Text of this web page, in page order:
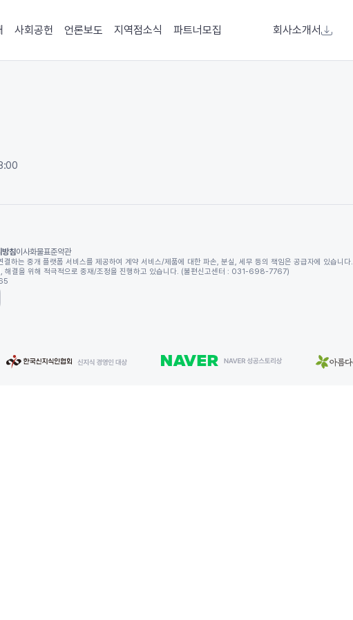
사회공헌 언론보도 지역점소식 파트너모집 회사소개서
방침이사화물표준약관
연결하는 중개 플랫폼 서비스를 제공하여 계약 서비스/제품에 대한 파손, 분실, 세무 등의 책임은 공급자에 있습니다.
해결을 위해 적극적으로 중재/조정을 진행하고 있습니다. (불편신고센터 : 031-698-7767)